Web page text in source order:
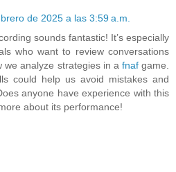
de 2025 a las 3:59 a.m.
sounds fantastic! It’s especially
who want to review conversations
analyze strategies in a fnafgame.
could help us avoid mistakes and
anyone have experience with this
about its performance!